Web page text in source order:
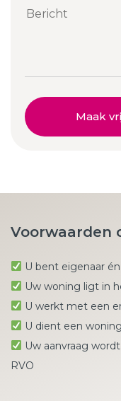
Maak
Voorwaarden
U bent eigenaar
Uw woning ligt in
U werkt met een
U dient een
Uw aanvraag
RVO